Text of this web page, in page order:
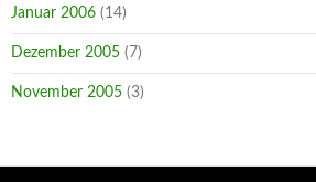
Januar 2006 (14)
Dezember 2005 (7)
November 2005 (3)